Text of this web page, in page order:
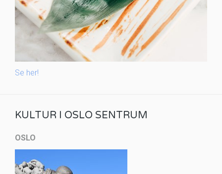
Se her!
KULTUR I OSLO SENTRUM
OSLO